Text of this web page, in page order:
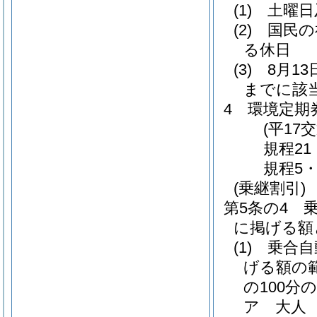
(1)
土曜
(2)
国民
る休日
(3)
8月13
までに該
4
環境定期
(平17
規程21
規程5
(乗継割引)
第5条の4
に掲げる
(1)
乗合
げる額の
の100分
ア
大人